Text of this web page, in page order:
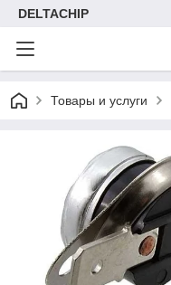
DELTACHIP
Товары и услуги